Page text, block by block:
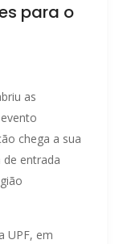
para o
as
chega a sua
entrada
UPF, em